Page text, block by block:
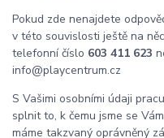
Pokud zde nenajdete
v této souvislosti ještě na
telefonní číslo 603 411 623
info@playcentrum.cz
S Vašimi osobními údaji
splnit to, k čemu jsme se
máme takzvaný oprávněný